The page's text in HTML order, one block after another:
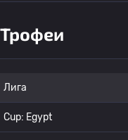
Трофеи
Лига
Cup: Egypt